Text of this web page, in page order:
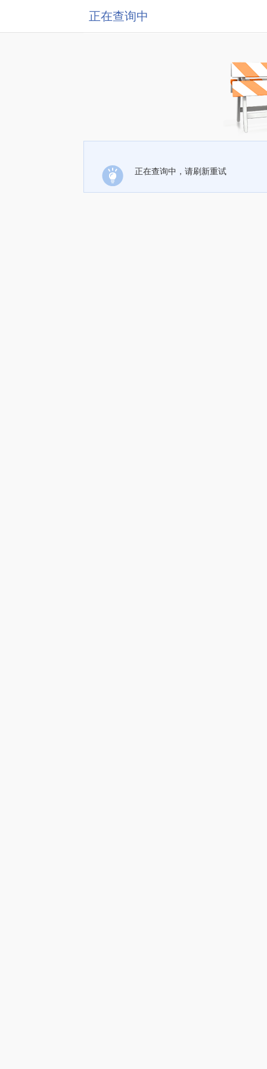
正在查询中
正在查询中，请刷新重试